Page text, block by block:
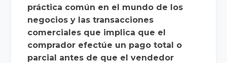
práctica común en el mundo de los
negocios y las transacciones
comerciales que implica que el
comprador efectúe un pago total o
parcial antes de que el vendedor